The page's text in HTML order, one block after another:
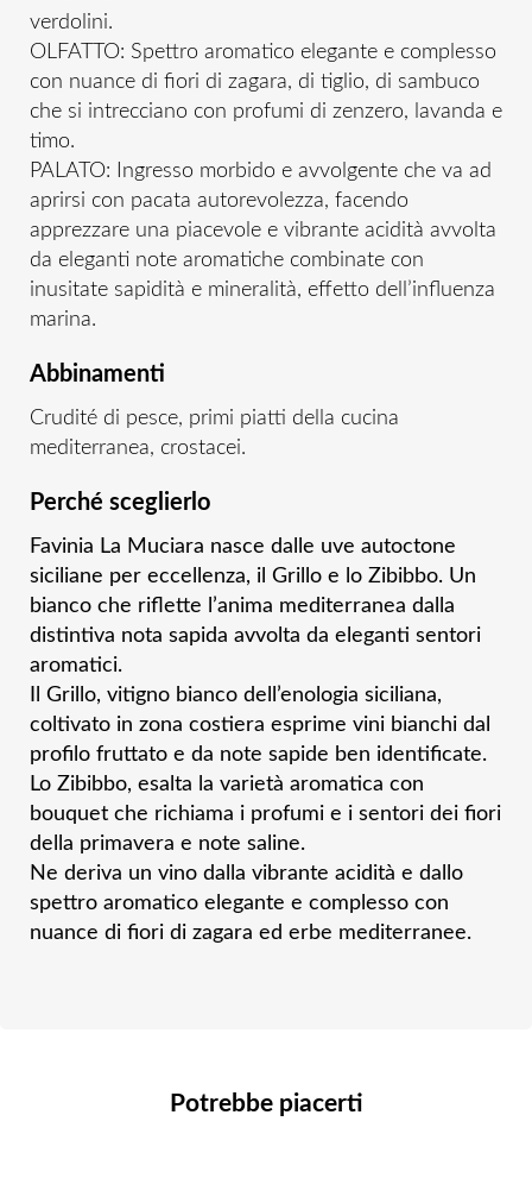
verdolini.
OLFATTO: Spettro aromatico elegante e complesso
con nuance di fiori di zagara, di tiglio, di sambuco
che si intrecciano con profumi di zenzero, lavanda e
timo.
PALATO: Ingresso morbido e avvolgente che va ad
aprirsi con pacata autorevolezza, facendo
apprezzare una piacevole e vibrante acidità avvolta
da eleganti note aromatiche combinate con
inusitate sapidità e mineralità, effetto dell’influenza
marina.
Abbinamenti
Crudité di pesce, primi piatti della cucina
mediterranea, crostacei.
Perché sceglierlo
Favinia La Muciara nasce dalle uve autoctone
siciliane per eccellenza, il Grillo e lo Zibibbo. Un
bianco che riflette l’anima mediterranea dalla
distintiva nota sapida avvolta da eleganti sentori
aromatici.
Il Grillo, vitigno bianco dell’enologia siciliana,
coltivato in zona costiera esprime vini bianchi dal
profilo fruttato e da note sapide ben identificate.
Lo Zibibbo, esalta la varietà aromatica con
bouquet che richiama i profumi e i sentori dei fiori
della primavera e note saline.
Ne deriva un vino dalla vibrante acidità e dallo
spettro aromatico elegante e complesso con
nuance di fiori di zagara ed erbe mediterranee.
Potrebbe piacerti